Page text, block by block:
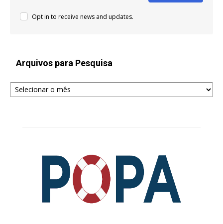
Opt in to receive news and updates.
Arquivos para Pesquisa
Arquivos
para